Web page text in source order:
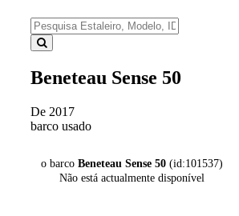
Beneteau Sense 50
De 2017
barco usado
o barco Beneteau Sense 50(id:101537)
Não está actualmente disponível